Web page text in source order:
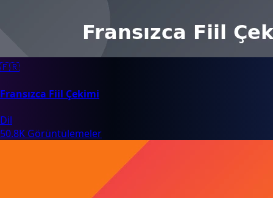
🇫🇷
Fransızca Fiil Çekimi
Dil
50.8K Görüntülemeler